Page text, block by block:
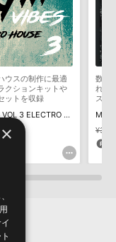
ださい。
きることを紹介するた
として、デモソング
また、デモソングを
に含まれていることを
ウスの制作に最適
クションキットや
ットを収録
EDM VIBES VOL 3 ELECTRO HOUSE
数多
れた
スを
×